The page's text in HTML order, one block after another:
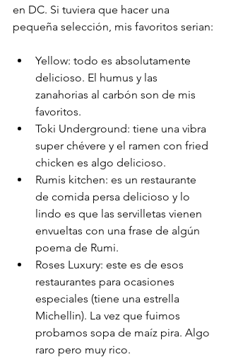
en DC. Si tuviera que hacer una
pequeña selección, mis favoritos serian:
Yellow: todo es absolutamente
delicioso. El humus y las
zanahorias al carbón son de mis
favoritos.
Toki Underground: tiene una vibra
super chévere y el ramen con fried
chicken es algo delicioso.
Rumis kitchen: es un restaurante
de comida persa delicioso y lo
lindo es que las servilletas vienen
envueltas con una frase de algún
poema de Rumi.
Roses Luxury: este es de esos
restaurantes para ocasiones
especiales (tiene una estrella
Michellin). La vez que fuimos
probamos sopa de maíz pira. Algo
raro pero muy rico.